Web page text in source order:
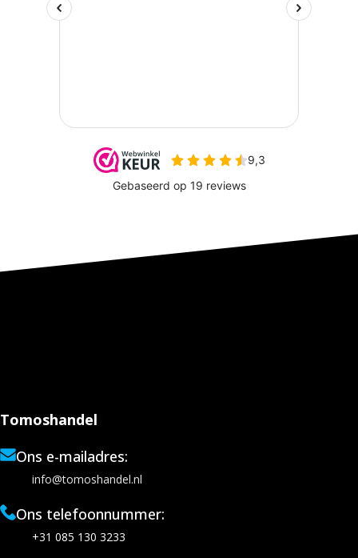
Tomoshandel
Ons e-mailadres:
info@tomoshandel.nl
Ons telefoonnummer:
+31 085 130 3233